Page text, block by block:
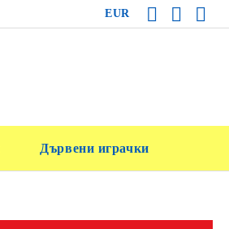
EUR
Дървени играчки